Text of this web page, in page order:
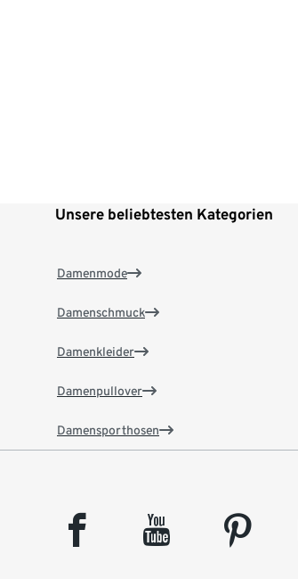
Unsere beliebtesten Kategorien
Damenmode
Damenschmuck
Damenkleider
Damenpullover
Damensporthosen
facebook youtube pinterest